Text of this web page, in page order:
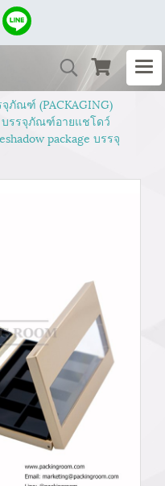
ภัณฑ์ (PACKAGING)
บรรจุภัณฑ์อายแชโดว์
package บรรจุ